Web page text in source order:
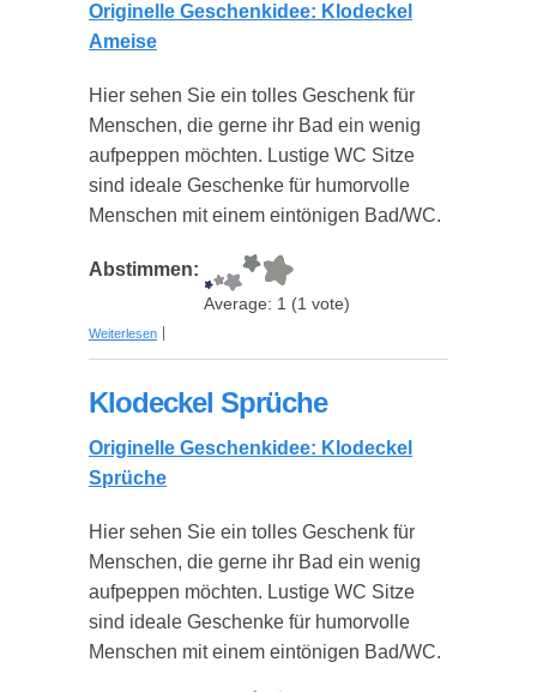
Originelle Geschenkidee: Klodeckel
Ameise
Hier sehen Sie ein tolles Geschenk für
Menschen, die gerne ihr Bad ein wenig
aufpeppen möchten. Lustige WC Sitze
sind ideale Geschenke für humorvolle
Menschen mit einem eintönigen Bad/WC.
Abstimmen:
Average: 1 (1 vote)
Weiterlesen über Klodeckel Ameise
Klodeckel Sprüche
Originelle Geschenkidee: Klodeckel
Sprüche
Hier sehen Sie ein tolles Geschenk für
Menschen, die gerne ihr Bad ein wenig
aufpeppen möchten. Lustige WC Sitze
sind ideale Geschenke für humorvolle
Menschen mit einem eintönigen Bad/WC.